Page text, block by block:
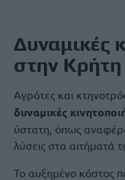
Δυναμικές
στην Κρήτη
Αγρότες και
δυναμικές
ύστατη, όπως
λύσεις στα αιτήματά
Το αυξημένο κόστος